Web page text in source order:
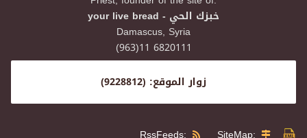
your live bread - خبزك الحي
Damascus, Syria
(963)11 6820111
زوار الموقع: (9228812)